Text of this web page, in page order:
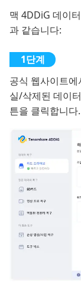
맥 4DDiG 데이
과 같습니다:
공식 웹사이트
실/삭제된 데이
튼을 클릭합니다.